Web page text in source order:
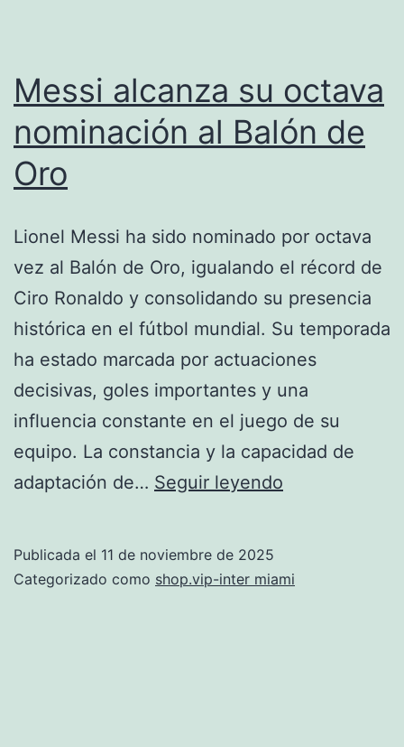
Messi alcanza su octava
nominación al Balón de
Oro
Lionel Messi ha sido nominado por octava
vez al Balón de Oro, igualando el récord de
Ciro Ronaldo y consolidando su presencia
histórica en el fútbol mundial. Su temporada
ha estado marcada por actuaciones
decisivas, goles importantes y una
influencia constante en el juego de su
equipo. La constancia y la capacidad de
adaptación de… Seguir leyendo
octava
Publicada el 11 de noviembre de 2025
Categorizado como shop.vip-inter miami